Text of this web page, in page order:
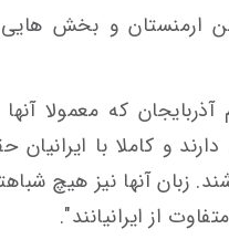
ارمنستان و بخش هایی
که معمولا آنها
و کاملا با ایرانیان
زبان آنها نیز هیچ
از ایرانیانند".